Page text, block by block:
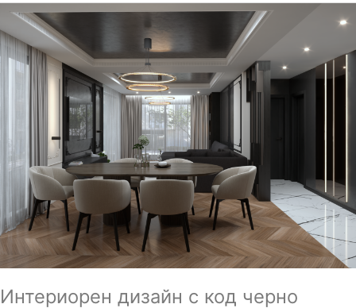
Интериорен дизайн с код черно
Интериорен
дизайн
с
код